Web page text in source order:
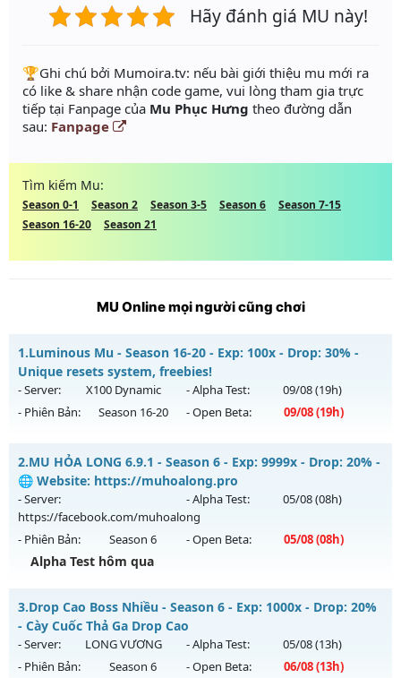
Hãy đánh giá MU này!
️🏆Ghi chú bởi Mumoira.tv: nếu bài giới thiệu mu mới ra
có like & share nhận code game, vui lòng tham gia trực
tiếp tại Fanpage của Mu Phục Hưng theo đường dẫn
sau: Fanpage
Tìm kiếm Mu:
Season 0-1 Season 2 Season 3-5 Season 6
Season 7-15
Season 16-20
Season 21
MU Online mọi người cũng chơi
1.Luminous Mu - Season 16-20 - Exp: 100x - Drop: 30% -
Unique resets system, freebies!
- Server: X100 Dynamic - Alpha Test: 09/08(19h)
- Phiên Bản:
Season 16-20 - Open Beta: 09/08(19h)
Luminous Mu - Unique resets system, freebies!
Mu mới ra tháng 08 2026 - Mở máy chủ
19h ngày 09/08/2626
Exp: 100x - Drop: 30%
Kiểu reset: Reset In Game
Antihack: Yes
2.MU HỎA LONG 6.9.1 - Season 6 - Exp: 9999x - Drop: 20% -
🌐 Website: https://muhoalong.pro
- Server:
https://facebook.com/muhoalong
- Alpha Test: 05/08(08h)
- Phiên Bản: Season 6 - Open Beta: 05/08(08h)
Alpha Test hôm qua
MU HỎA LONG 6.9.1 - 🌐 Website: https://muhoalong.pro
Mu mới ra tháng 08 2026 - Mở máy chủ
https://facebook.com/muhoalongvào 08h ngày
05/08/2626
3.Drop Cao Boss Nhiều - Season 6 - Exp: 1000x - Drop: 20%
- Cày Cuốc Thả Ga Drop Cao
- Server: LONG VƯƠNG - Alpha Test: 05/08(13h)
- Phiên Bản:
Season 6 - Open Beta: 06/08(13h)